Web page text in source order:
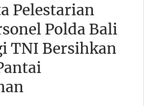
Pelestarian
Polda Bali
TNI Bersihkan